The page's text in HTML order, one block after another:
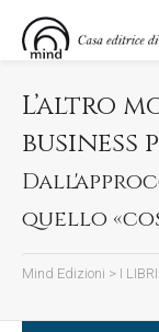
L’altro
business
quello
Mind Edizioni > I LIBRI